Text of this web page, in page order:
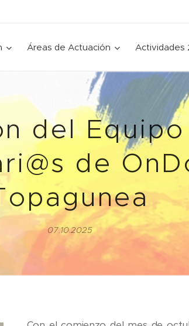
Áreas de Actuación Actividades
del
de
07.10.2025